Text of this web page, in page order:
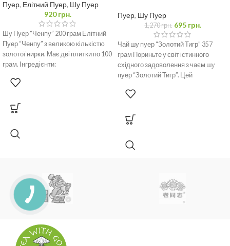
Пуер, Елітний Пуер, Шу Пуер
920грн.
Шу Пуер “Ченпу” 200 грам Елітний
Пуер “Ченпу” з великою кількістю
золотої нирки. Має дві плитки по 100
грам. Інгредієнти:
Пуер, Шу Пуер
1,270грн. 695грн.
Чай шу пуер “Золотий Тигр” 357
грам Пориньте у світ істинного
східного задоволення з чаєм шу
пуер “Золотий Тигр”. Цей